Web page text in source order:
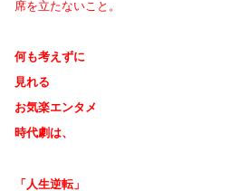
席を立たないこと。
何も考えずに
見れる
お気楽エンタメ
時代劇は、
「人生逆転」